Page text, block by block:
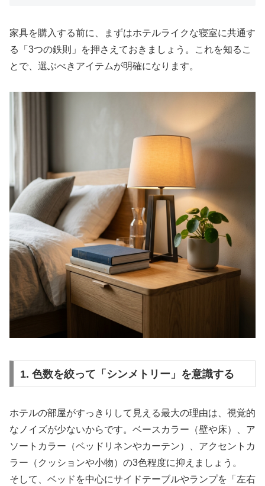
家具を購入する前に、まずはホテルライクな寝室に共通す
る「3つの鉄則」を押さえておきましょう。これを知るこ
とで、選ぶべきアイテムが明確になります。
1. 色数を絞って「シンメトリー」を意識する
ホテルの部屋がすっきりして見える最大の理由は、視覚的
なノイズが少ないからです。ベースカラー（壁や床）、ア
ソートカラー（ベッドリネンやカーテン）、アクセントカ
ラー（クッションや小物）の3色程度に抑えましょう。
そして、ベッドを中心にサイドテーブルやランプを「左右